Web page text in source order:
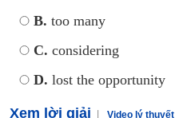
B. too many
C. considering
D. lost the opportunity
Xem lời giải Video lý thuyết